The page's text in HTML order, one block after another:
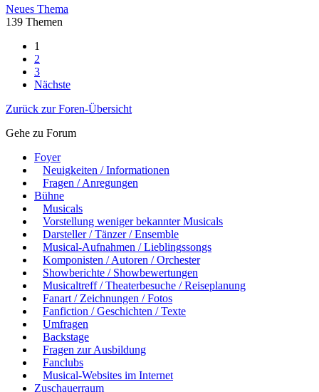
Neues Thema
139 Themen
1
2
3
Nächste
Zurück zur Foren-Übersicht
Gehe zu Forum
Foyer
Neuigkeiten / Informationen
Fragen / Anregungen
Bühne
Musicals
Vorstellung weniger bekannter Musicals
Darsteller / Tänzer / Ensemble
Musical-Aufnahmen / Lieblingssongs
Komponisten / Autoren / Orchester
Showberichte / Showbewertungen
Musicaltreff / Theaterbesuche / Reiseplanung
Fanart / Zeichnungen / Fotos
Fanfiction / Geschichten / Texte
Umfragen
Backstage
Fragen zur Ausbildung
Fanclubs
Musical-Websites im Internet
Zuschauerraum